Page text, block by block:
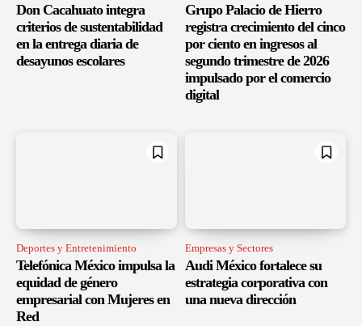
Don Cacahuato integra
criterios de sustentabilidad
en la entrega diaria de
desayunos escolares
Grupo Palacio de Hierro
registra crecimiento del cinco
por ciento en ingresos al
segundo trimestre de 2026
impulsado por el comercio
digital
Deportes y Entretenimiento
Telefónica México impulsa la
equidad de género
empresarial con Mujeres en
Red
Empresas y Sectores
Audi México fortalece su
estrategia corporativa con
una nueva dirección